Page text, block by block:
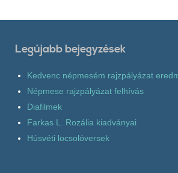
Legújabb bejegyzések
Kedvenc népmesém rajzpályázat
Népmese rajzpályázat felhívás
Diafilmek
Farkas L. Rozália kiadványai
Húsvéti locsolóversek